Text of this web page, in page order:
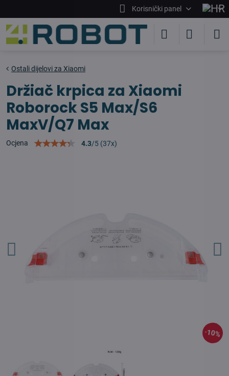
Korisnički panel
10%
Ostali dijelovi za Xiaomi
Držiač krpica za Xiaomi
Roborock S5 Max/S6
MaxV/Q7 Max
Ocjena 4.3/5 (37x)